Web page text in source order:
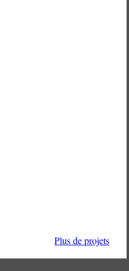
Plus de projets